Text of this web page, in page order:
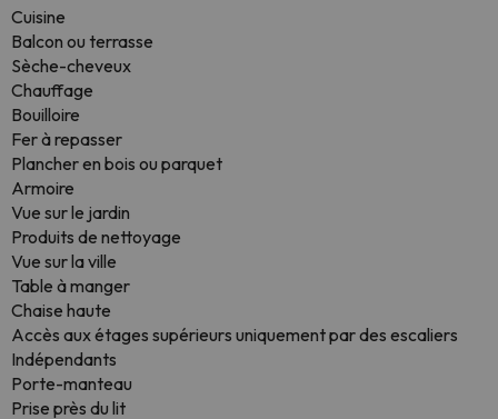
Cuisine
Balcon ou terrasse
Sèche-cheveux
Chauffage
Bouilloire
Fer à repasser
Plancher en bois ou parquet
Armoire
Vue sur le jardin
Produits de nettoyage
Vue sur la ville
Table à manger
Chaise haute
Accès aux étages supérieurs uniquement par des escaliers
Indépendants
Porte-manteau
Prise près du lit